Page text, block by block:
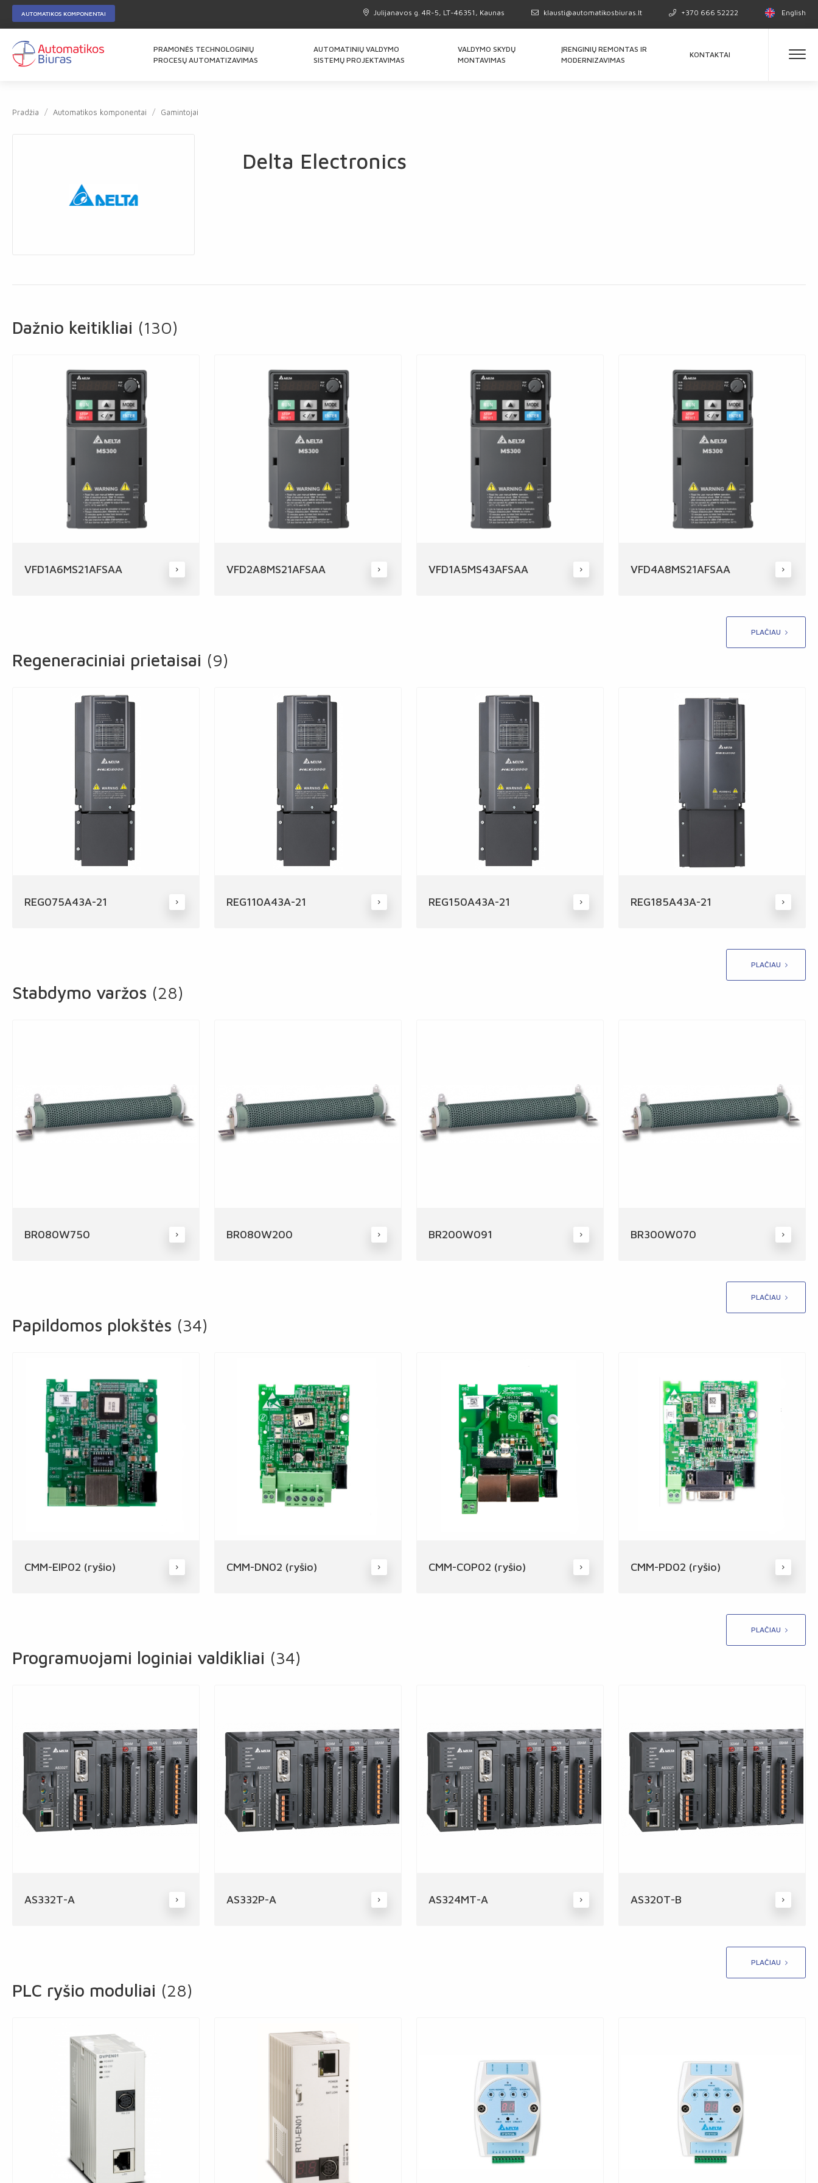
AUTOMATIKOS KOMPONENTAI Julijanavos g. 4R-5, LT-46351, Kaunas klausti@automatikosbiuras.lt +370 666 52222 English
PRAMONĖS TECHNOLOGINIŲ
PROCESŲ AUTOMATIZAVIMAS
AUTOMATINIŲ VALDYMO
SISTEMŲ PROJEKTAVIMAS
VALDYMO SKYDŲ
MONTAVIMAS
ĮRENGINIŲ REMONTAS IR
MODERNIZAVIMAS
KONTAKTAI
Pradžia Automatikos komponentai Gamintojai
Delta Electronics
Dažnio keitikliai (130)
VFD1A6MS21AFSAA VFD2A8MS21AFSAA VFD1A5MS43AFSAA VFD4A8MS21AFSAA
PLAČIAU
Regeneraciniai prietaisai (9)
REG075A43A-21 REG110A43A-21 REG150A43A-21 REG185A43A-21
PLAČIAU
Stabdymo varžos (28)
BR080W750 BR080W200 BR200W091 BR300W070
PLAČIAU
Papildomos plokštės (34)
CMM-EIP02 (ryšio) CMM-DN02 (ryšio) CMM-COP02 (ryšio) CMM-PD02 (ryšio)
PLAČIAU
Programuojami loginiai valdikliai (34)
AS332T-A AS332P-A AS324MT-A AS320T-B
PLAČIAU
PLC ryšio moduliai (28)